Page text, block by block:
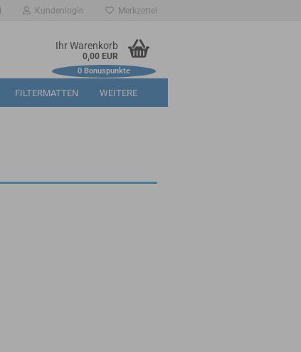
Kundenlogin Merkzettel
Ihr Warenkorb
0,00 EUR
0Bonuspunkte
FILTERMATTEN WEITERE